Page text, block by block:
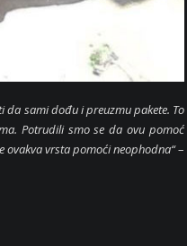
da sami dođu i preuzmu pakete. To
Potrudili smo se da ovu pomoć
vrsta pomoći neophodna“–